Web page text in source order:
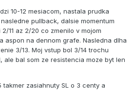
10-12 mesiacom, nastala prudka
pullback, dalsie momentum
11 az 2/20 co zmenilo v mojom
aspon na dennom grafe. Nasledna dlha
3/13. Moj vstup bol 3/14 trochu
ale bal som ze resistencia moze byt len
takmer zasiahnuty SL o 3 centy a